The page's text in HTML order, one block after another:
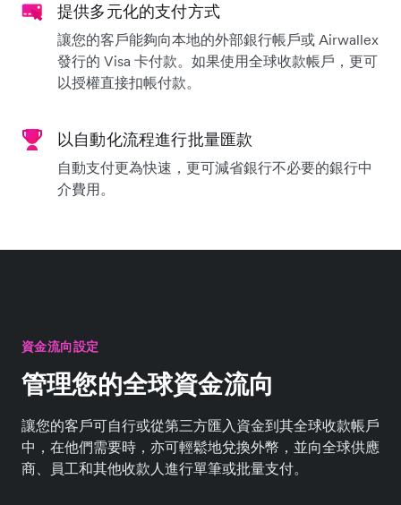
提供多元化的支付方式
讓您的客戶能夠向本地的外部銀行帳戶或 Airwallex
發行的 Visa 卡付款。如果使用全球收款帳戶，更可
以授權直接扣帳付款。
以自動化流程進行批量匯款
自動支付更為快速，更可減省銀行不必要的銀行中
介費用。
資金流向設定
管理您的全球資金流向
讓您的客戶可自行或從第三方匯入資金到其全球收款帳戶
中，在他們需要時，亦可輕鬆地兌換外幣，並向全球供應
商、員工和其他收款人進行單筆或批量支付。